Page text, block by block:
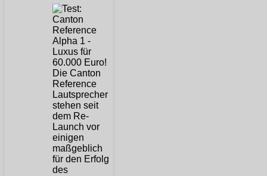
Die Canton
Reference
Lautsprecher
stehen seit
dem Re-
Launch vor
einigen
maßgeblich
für den Erfolg
des